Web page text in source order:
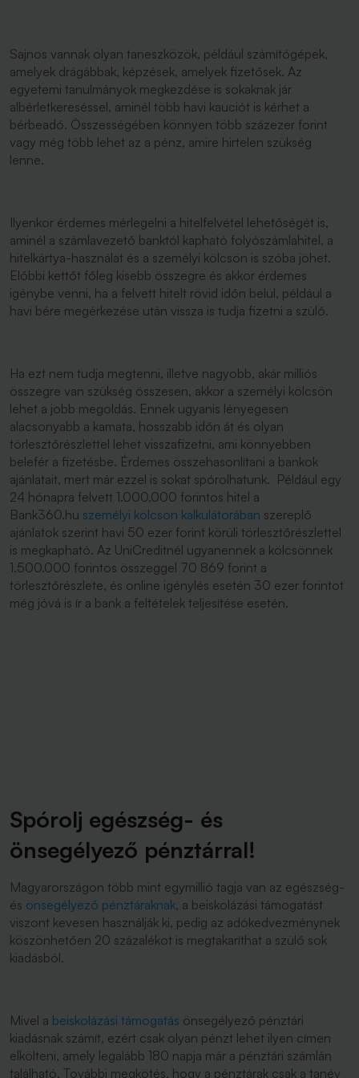
Sajnos vannak olyan taneszközök, például számítógépek,
amelyek drágábbak, képzések, amelyek fizetősek. Az
egyetemi tanulmányok megkezdése is sokaknak jár
albérletkereséssel, aminél több havi kauciót is kérhet a
bérbeadó. Összességében könnyen több százezer forint
vagy még több lehet az a pénz, amire hirtelen szükség
lenne.
Ilyenkor érdemes mérlegelni a hitelfelvétel lehetőségét is,
aminél a számlavezető banktól kapható folyószámlahitel, a
hitelkártya-használat és a személyi kölcsön is szóba jöhet.
Előbbi kettőt főleg kisebb összegre és akkor érdemes
igénybe venni, ha a felvett hitelt rövid időn belül, például a
havi bére megérkezése után vissza is tudja fizetni a szülő.
Ha ezt nem tudja megtenni, illetve nagyobb, akár milliós
összegre van szükség összesen, akkor a személyi kölcsön
lehet a jobb megoldás. Ennek ugyanis lényegesen
alacsonyabb a kamata, hosszabb időn át és olyan
törlesztőrészlettel lehet visszafizetni, ami könnyebben
belefér a fizetésbe. Érdemes összehasonlítani a bankok
ajánlatait, mert már ezzel is sokat spórolhatunk. Például egy
24 hónapra felvett 1.000.000 forintos hitel a
Bank360.hu személyi kölcsön kalkulátorában szereplő
ajánlatok szerint havi 50 ezer forint körüli törlesztőrészlettel
is megkapható. Az UniCreditnél ugyanennek a kölcsönnek
1.500.000 forintos összeggel 70 869 forint a
törlesztőrészlete, és online igénylés esetén 30 ezer forintot
még jóvá is ír a bank a feltételek teljesítése esetén.
Spórolj egészség- és
önsegélyező pénztárral!
Magyarországon több mint egymillió tagja van az egészség-
és önsegélyező pénztáraknak, a beiskolázási támogatást
viszont kevesen használják ki, pedig az adókedvezménynek
köszönhetően 20 százalékot is megtakaríthat a szülő sok
kiadásból.
Mivel a beiskolázási támogatás önsegélyező pénztári
kiadásnak számít, ezért csak olyan pénzt lehet ilyen címen
elkölteni, amely legalább 180 napja már a pénztári számlán
található. További megkötés, hogy a pénztárak csak a tanév